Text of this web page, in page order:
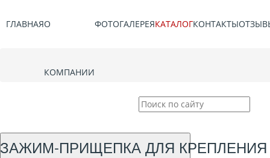
ГЛАВНАЯО
КОМПАНИИ
ФОТОГАЛЕРЕЯКАТАЛОГКОНТАКТЫ
ЗАЖИМ-ПРИЩЕПКА ДЛЯ КРЕПЛЕНИЯ